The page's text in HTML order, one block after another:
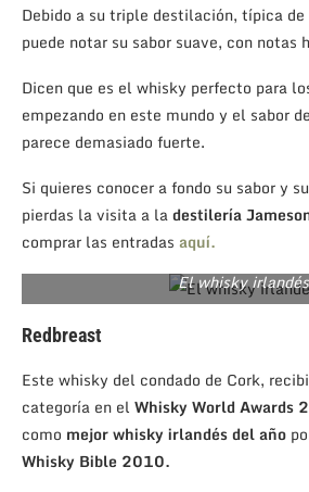
Debido a su triple destilación, típica de
puede notar su sabor suave, con notas
Dicen que es el whisky perfecto para
empezando en este mundo y el sabor
parece demasiado fuerte.
Si quieres conocer a fondo su sabor y
pierdas la visita a ladestilería
comprar las entradas aquí.
El whisky irlandés
Redbreast
Este whisky del condado de Cork,
categoría en el Whisky World Awards
como mejor whisky irlandés del año
Whisky Bible 2010.